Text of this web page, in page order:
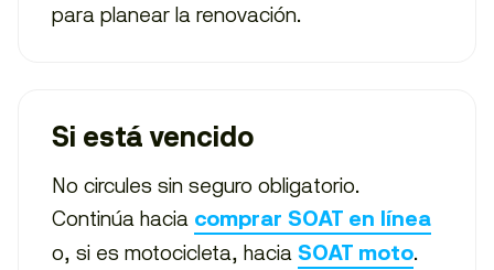
para planear la renovación.
Si está vencido
No circules sin seguro obligatorio.
Continúa hacia comprar SOAT en línea
o, si es motocicleta, hacia SOAT moto.